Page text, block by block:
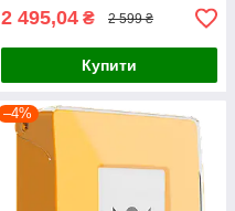
2 495,04 ₴ 2 599 ₴
Купити
–4%